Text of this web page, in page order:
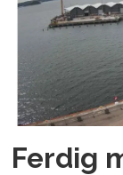
Ferdig